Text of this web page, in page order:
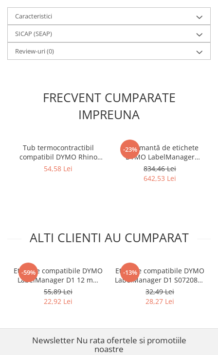
Caracteristici
SICAP (SEAP)
Review-uri(0)
FRECVENT CUMPARATE
IMPREUNA
Tub termocontractibil
compatibil DYMO Rhino
18058 galben 19 mm
54,58 Lei
-23%
Imprimantă de etichete
DYMO LabelManager
Executive 640 CB Bluetooth
cu ecran color, acumulator
Li-Ion, încărcare USB Type-C
834,46 Lei
642,53 Lei
ALTI CLIENTI AU CUMPARAT
-59%
Etichete compatibile DYMO
LabelManager D1 12 mm
negru pe galben pentru
clasificare, evidențiere și
organizare documente,
3D61
55,89 Lei
22,92 Lei
-13%
Etichete compatibile DYMO
LabelManager D1 S0720880
negru pe galben 19 mm
pentru depozit, logistică și
identificare vizibilă
32,49 Lei
28,27 Lei
Newsletter Nu rata ofertele si promotiile
noastre